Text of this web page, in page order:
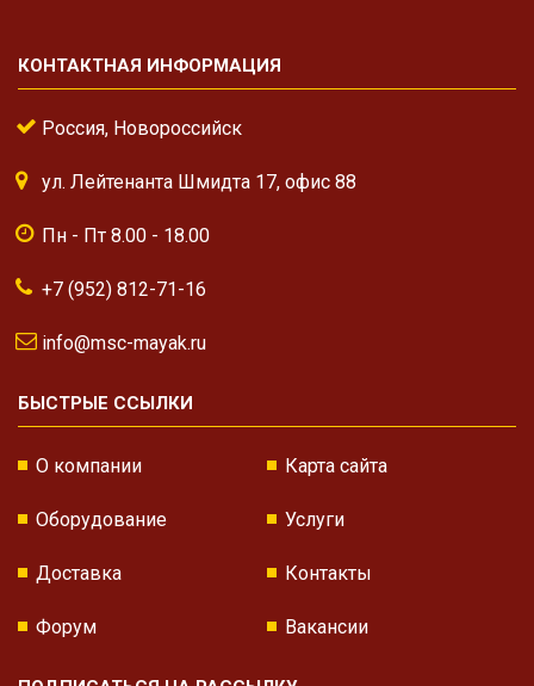
КОНТАКТНАЯ ИНФОРМАЦИЯ
Россия, Новороссийск
ул. Лейтенанта Шмидта 17, офис 88
Пн - Пт 8.00 - 18.00
+7 (952) 812-71-16
info@msc-mayak.ru
БЫСТРЫЕ ССЫЛКИ
О компании Карта сайта
Оборудование Услуги
Доставка Контакты
Форум Вакансии